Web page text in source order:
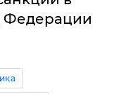
Федерации